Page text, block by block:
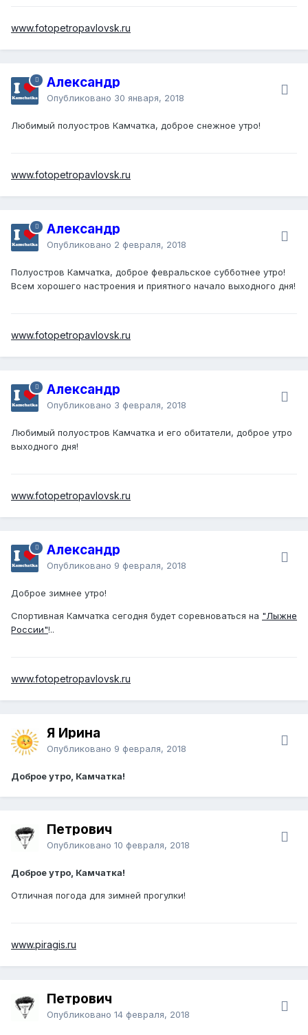
www.fotopetropavlovsk.ru
Александр
Опубликовано 30 января, 2018
Любимый полуостров Камчатка, доброе снежное утро!
www.fotopetropavlovsk.ru
Александр
Опубликовано 2 февраля, 2018
Полуостров Камчатка, доброе февральское субботнее утро!
Всем хорошего настроения и приятного начало выходного дня!
www.fotopetropavlovsk.ru
Александр
Опубликовано 3 февраля, 2018
Любимый полуостров Камчатка и его обитатели, доброе утро
выходного дня!
www.fotopetropavlovsk.ru
Александр
Опубликовано 9 февраля, 2018
Доброе зимнее утро!
Спортивная Камчатка сегодня будет соревноваться на "Лыжне
России"!..
www.fotopetropavlovsk.ru
Я Ирина
Опубликовано 9 февраля, 2018
Доброе утро, Камчатка!
Петрович
Опубликовано 10 февраля, 2018
Доброе утро, Камчатка!
Отличная погода для зимней прогулки!
www.piragis.ru
Петрович
Опубликовано 14 февраля, 2018